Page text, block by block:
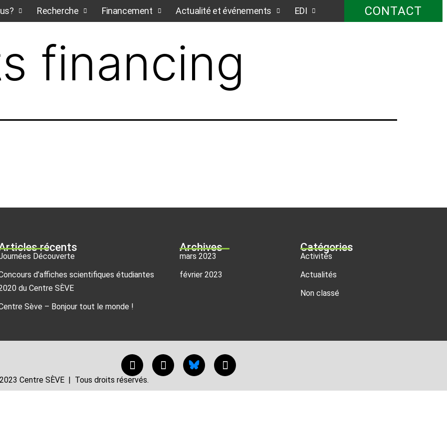
Recherche Financement Actualité et événements EDI CONTACT
financing
récents
Découverte
d’affiches scientifiques étudiantes
du Centre SÈVE
Sève – Bonjour tout le monde !
Archives
mars 2023
février 2023
Catégories
Activités
Actualités
Non classé
Centre SÈVE | Tous droits réservés.